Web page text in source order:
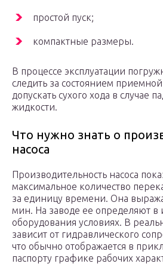
простой пуск;
компактные размеры.
В процессе эксплуатации
следить за состоянием
допускать сухого хода в случае
жидкости.
Что нужно знать о
насоса
Производительность насоса
максимальное количество
за единицу времени. Она
мин. На заводе ее определяют в
оборудования условиях. В
зависит от гидравлического
что обычно отображается в
паспорту графике рабочих